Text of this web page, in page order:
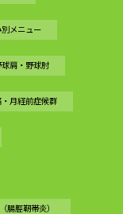
別メニュー
球肩・野球肘
・月経前症候群
腸脛靭帯炎）